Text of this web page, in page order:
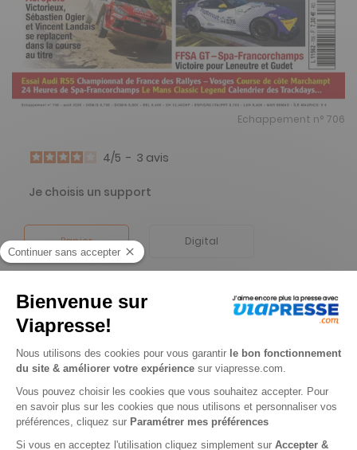
Echappement n° 706
4/5 - 3 avis
Je choisis un support
Papier Digital
Abonnement 1 an
12 n° • Papier + Version digitale offerte
69€70 Tarif Kiosque : 157€08
Tarif France métropolitaine
Renouvellement à date d’anniversaire